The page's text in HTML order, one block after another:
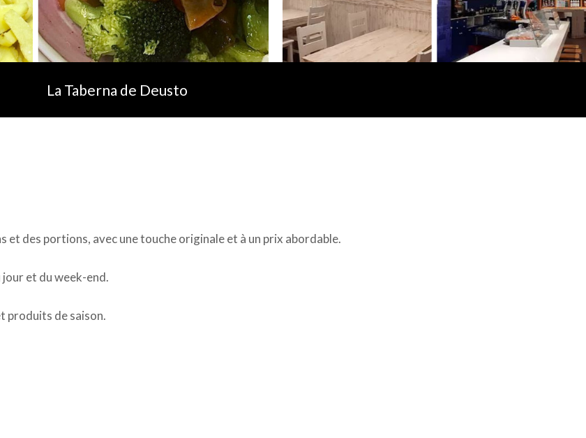
La Taberna de Deusto
et des portions, avec une touche originale et à un prix abordable.
jour et du week-end.
produits de saison.